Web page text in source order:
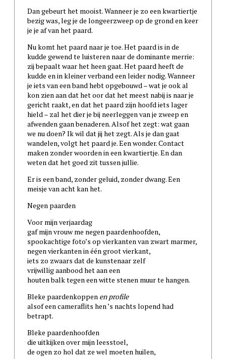
Dan gebeurt het mooist. Wanneer je zo een kwartiertje
bezig was, leg je de longeerzweep op de grond en keer
je je af van het paard.
Nu komt het paard naar je toe. Het paard is in de
kudde gewend te luisteren naar de dominante merrie:
zij bepaalt waar het heen gaat. Het paard heeft de
kudde en in kleiner verband een leider nodig. Wanneer
je iets van een band hebt opgebouwd – wat je ook al
kon zien aan dat het oor dat het meest nabij is naar je
gericht raakt, en dat het paard zijn hoofd iets lager
hield – zal het dier je bij neerleggen van je zweep en
afwenden gaan benaderen. Alsof het zegt: wat gaan
we nu doen? Ik wil dat jij het zegt. Als je dan gaat
wandelen, volgt het paard je. Een wonder. Contact
maken zonder woorden in een kwartiertje. En dan
weten dat het goed zit tussen jullie.
Er is een band, zonder geluid, zonder dwang. Een
meisje van acht kan het.
Negen paarden
Voor mijn verjaardag
gaf mijn vrouw me negen paardenhoofden,
spookachtige foto’s op vierkanten van zwart marmer,
negen vierkanten in één groot vierkant,
iets zo zwaars dat de kunstenaar zelf
vrijwillig aanbood het aan een
houten balk tegen een witte stenen muur te hangen.
Bleke paardenkoppen en profile
alsof een cameraflits hen ’s nachts lopend had
betrapt.
Bleke paardenhoofden
die uitkijken over mijn leesstoel,
de ogen zo hol dat ze wel moeten huilen,